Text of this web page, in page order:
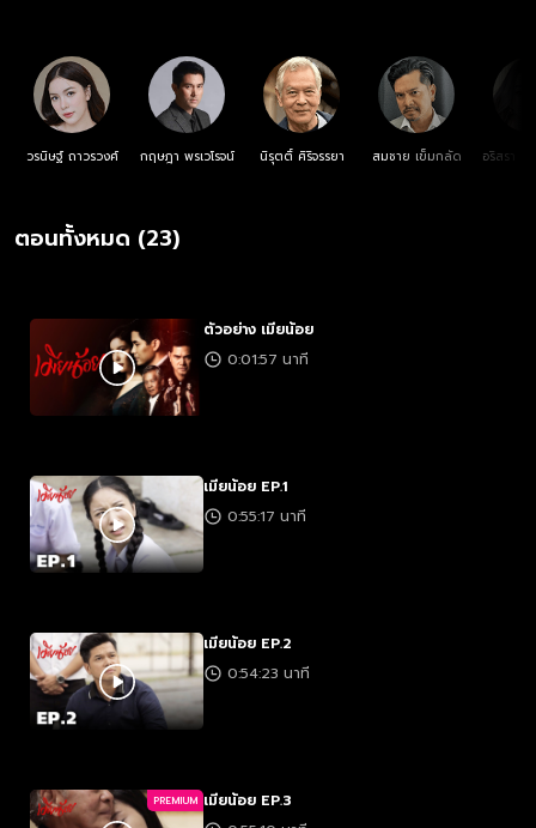
วรนิษฐ์ ถาวรวงศ์ กฤษฎา พรเวโรจน์ นิรุตติ์ ศิริจรรยา สมชาย เข็มกลัด อริสรา ท
ตอนทั้งหมด (23)
ตัวอย่าง เมียน้อย
0:01:57 นาที
เมียน้อย EP.1
0:55:17 นาที
เมียน้อย EP.2
0:54:23 นาที
PREMIUM เมียน้อย EP.3